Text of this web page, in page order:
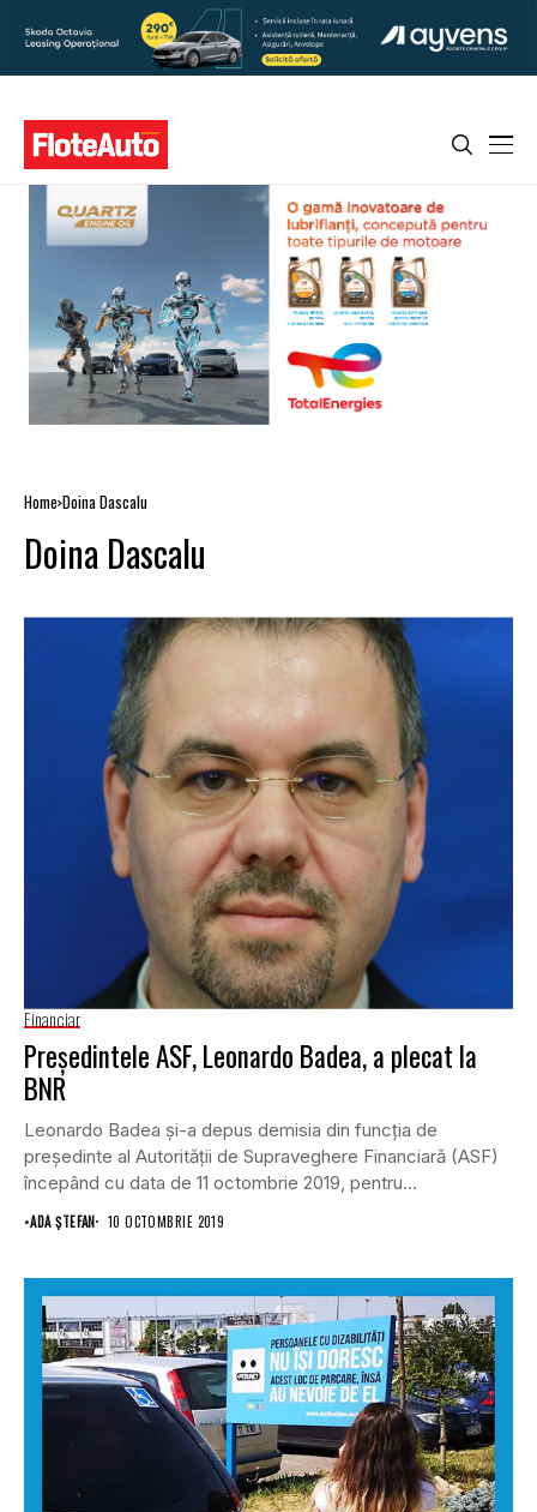
Home Doina Dascalu
Doina Dascalu
Financiar
Preşedintele ASF, Leonardo Badea, a plecat la
BNR
Leonardo Badea şi-a depus demisia din funcţia de
preşedinte al Autorităţii de Supraveghere Financiară (ASF)
începând cu data de 11 octombrie 2019, pentru...
•ADA ȘTEFAN 10 OCTOMBRIE 2019